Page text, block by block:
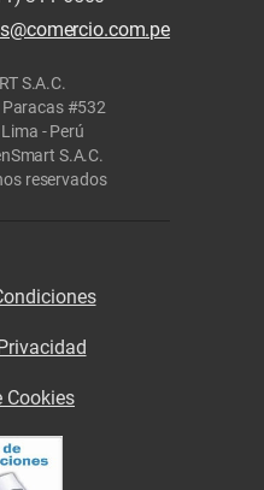
S.A.C.
#532
- Perú
S.A.C.
reservados
Cookies